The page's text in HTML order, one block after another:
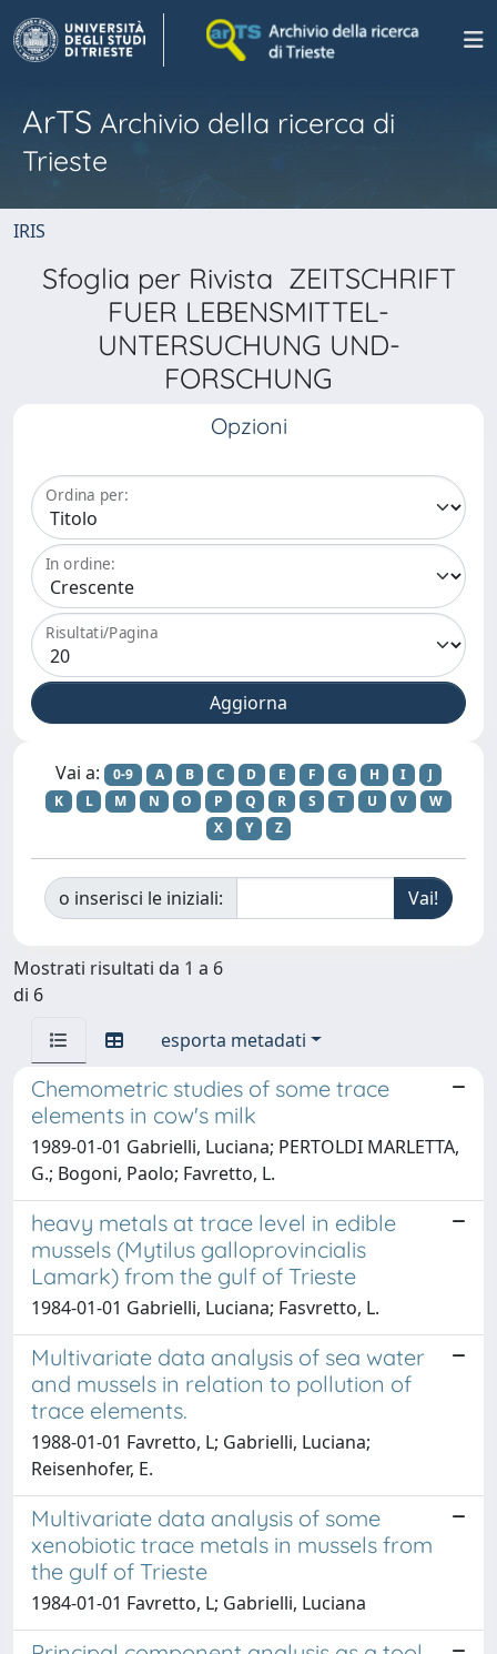
ArTS Archivio della ricerca di
Trieste
IRIS
Sfoglia per Rivista ZEITSCHRIFT
FUER LEBENSMITTEL-
UNTERSUCHUNG UND-
FORSCHUNG
Opzioni
Ordina per:
In ordine:
Risultati/Pagina
Vai a: 0-9 A B C D E F G H I
J
K
L M N O P Q R S T U V
W
X
Y Z
o inserisci le iniziali:
Mostrati risultati da 1 a 6
di 6
esporta metadati
Chemometric studies of some trace
elements in cow's milk
1989-01-01 Gabrielli, Luciana; PERTOLDI MARLETTA,
G.; Bogoni, Paolo; Favretto, L.
heavy metals at trace level in edible
mussels (Mytilus galloprovincialis
Lamark) from the gulf of Trieste
1984-01-01 Gabrielli, Luciana; Fasvretto, L.
Multivariate data analysis of sea water
and mussels in relation to pollution of
trace elements.
1988-01-01 Favretto, L; Gabrielli, Luciana;
Reisenhofer, E.
Multivariate data analysis of some
xenobiotic trace metals in mussels from
the gulf of Trieste
1984-01-01 Favretto, L; Gabrielli, Luciana